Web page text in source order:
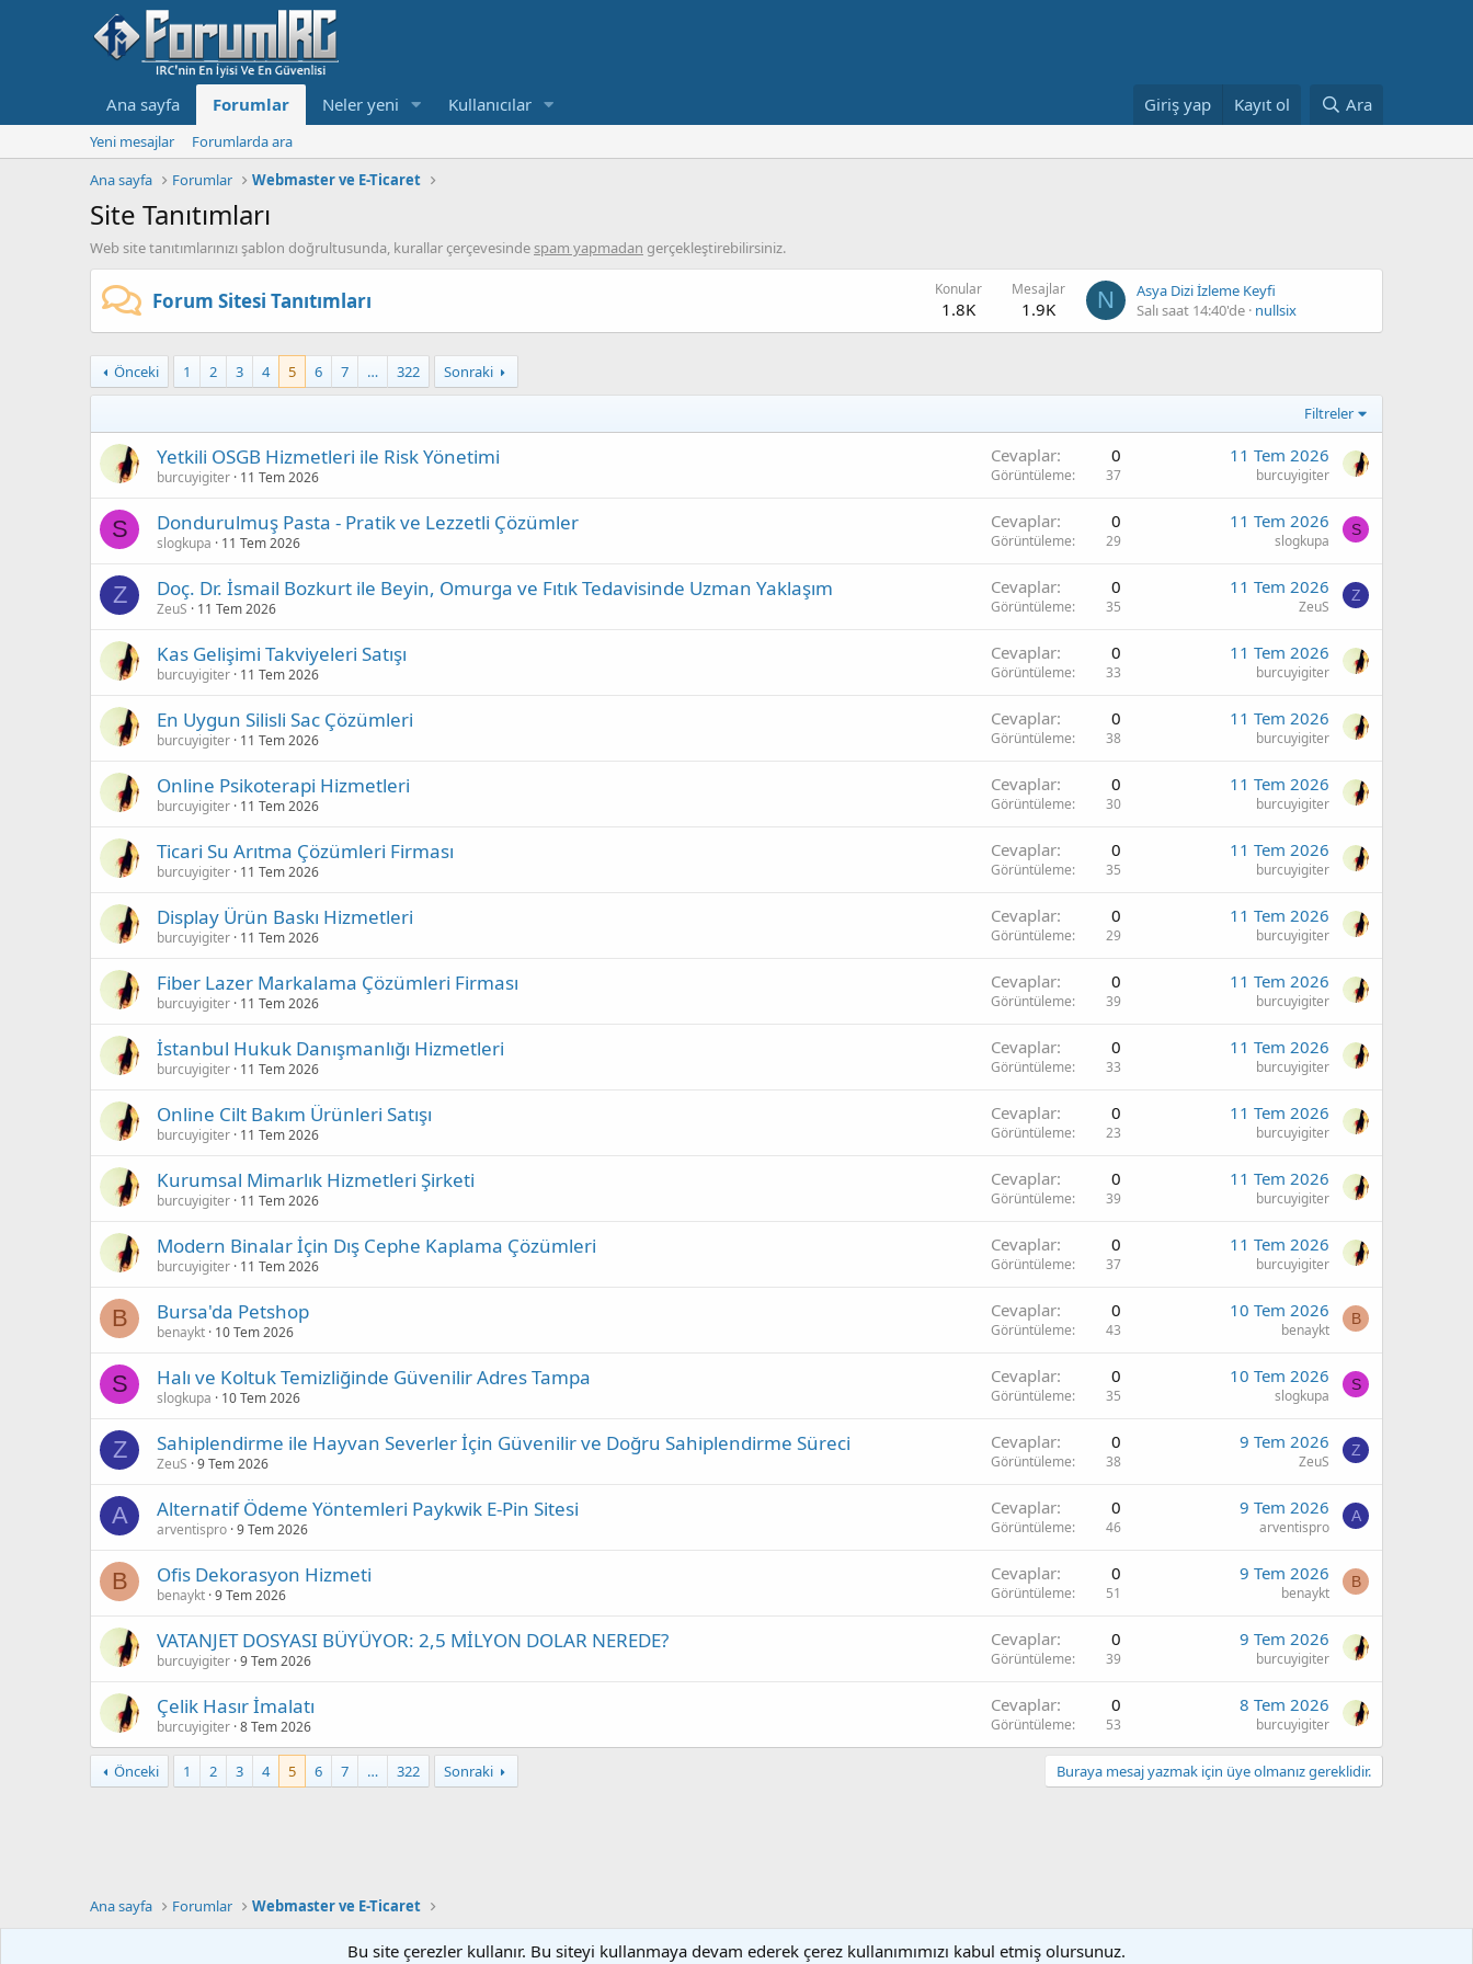
Ana sayfa Forumlar Neler yeni Kullanıcılar Giriş yap Kayıt ol Ara
Yeni mesajlar
Forumlarda ara
Ana sayfa
Forumlar Webmaster ve E-Ticaret
Site Tanıtımları
Web site tanıtımlarınızı şablon doğrultusunda, kurallar çerçevesindespam yapmadan gerçekleştirebilirsiniz.
Forum Sitesi Tanıtımları Konular
1.8K
Mesajlar
1.9K N
Asya Dizi İzleme Keyfi
Salı saat 14:40'de nullsix
Önceki 1 2 3 4 5 6 7 … 322 Sonraki
Filtreler
Yetkili OSGB Hizmetleri ile Risk Yönetimi
burcuyigiter 11 Tem 2026
Cevaplar 0
Görüntüleme 37
11 Tem 2026
burcuyigiter
S Dondurulmuş Pasta - Pratik ve Lezzetli Çözümler
slogkupa 11 Tem 2026
Cevaplar 0
Görüntüleme 29
11 Tem 2026
slogkupa
S
Z Doç. Dr. İsmail Bozkurt ile Beyin, Omurga ve Fıtık Tedavisinde Uzman Yaklaşım
ZeuS 11 Tem 2026
Cevaplar 0
Görüntüleme 35
11 Tem 2026
ZeuS
Z
Kas Gelişimi Takviyeleri Satışı
burcuyigiter 11 Tem 2026
Cevaplar 0
Görüntüleme 33
11 Tem 2026
burcuyigiter
En Uygun Silisli Sac Çözümleri
burcuyigiter 11 Tem 2026
Cevaplar 0
Görüntüleme 38
11 Tem 2026
burcuyigiter
Online Psikoterapi Hizmetleri
burcuyigiter 11 Tem 2026
Cevaplar 0
Görüntüleme 30
11 Tem 2026
burcuyigiter
Ticari Su Arıtma Çözümleri Firması
burcuyigiter 11 Tem 2026
Cevaplar 0
Görüntüleme 35
11 Tem 2026
burcuyigiter
Display Ürün Baskı Hizmetleri
burcuyigiter 11 Tem 2026
Cevaplar 0
Görüntüleme 29
11 Tem 2026
burcuyigiter
Fiber Lazer Markalama Çözümleri Firması
burcuyigiter 11 Tem 2026
Cevaplar 0
Görüntüleme 39
11 Tem 2026
burcuyigiter
İstanbul Hukuk Danışmanlığı Hizmetleri
burcuyigiter 11 Tem 2026
Cevaplar 0
Görüntüleme 33
11 Tem 2026
burcuyigiter
Online Cilt Bakım Ürünleri Satışı
burcuyigiter 11 Tem 2026
Cevaplar 0
Görüntüleme 23
11 Tem 2026
burcuyigiter
Kurumsal Mimarlık Hizmetleri Şirketi
burcuyigiter 11 Tem 2026
Cevaplar 0
Görüntüleme 39
11 Tem 2026
burcuyigiter
Modern Binalar İçin Dış Cephe Kaplama Çözümleri
burcuyigiter 11 Tem 2026
Cevaplar 0
Görüntüleme 37
11 Tem 2026
burcuyigiter
B Bursa'da Petshop
benaykt 10 Tem 2026
Cevaplar 0
Görüntüleme 43
10 Tem 2026
benaykt
B
S Halı ve Koltuk Temizliğinde Güvenilir Adres Tampa
slogkupa 10 Tem 2026
Cevaplar 0
Görüntüleme 35
10 Tem 2026
slogkupa
S
Z Sahiplendirme ile Hayvan Severler İçin Güvenilir ve Doğru Sahiplendirme Süreci
ZeuS 9 Tem 2026
Cevaplar 0
Görüntüleme 38
9 Tem 2026
ZeuS
Z
A Alternatif Ödeme Yöntemleri Paykwik E-Pin Sitesi
arventispro 9 Tem 2026
Cevaplar 0
Görüntüleme 46
9 Tem 2026
arventispro
A
B Ofis Dekorasyon Hizmeti
benaykt 9 Tem 2026
Cevaplar 0
Görüntüleme 51
9 Tem 2026
benaykt
B
VATANJET DOSYASI BÜYÜYOR: 2,5 MİLYON DOLAR NEREDE?
burcuyigiter 9 Tem 2026
Cevaplar 0
Görüntüleme 39
9 Tem 2026
burcuyigiter
Çelik Hasır İmalatı
burcuyigiter 8 Tem 2026
Cevaplar 0
Görüntüleme 53
8 Tem 2026
burcuyigiter
Önceki 1 2 3 4 5 6 7 … 322 Sonraki Buraya mesaj yazmak için üye olmanız gereklidir.
Ana sayfa Forumlar Webmaster ve E-Ticaret
Bize ulaşın Şartlar ve kurallar Gizlilik politikası
Bu site çerezler kullanır. Bu siteyi kullanmaya devam ederek çerez kullanımımızı kabul etmiş olursunuz.